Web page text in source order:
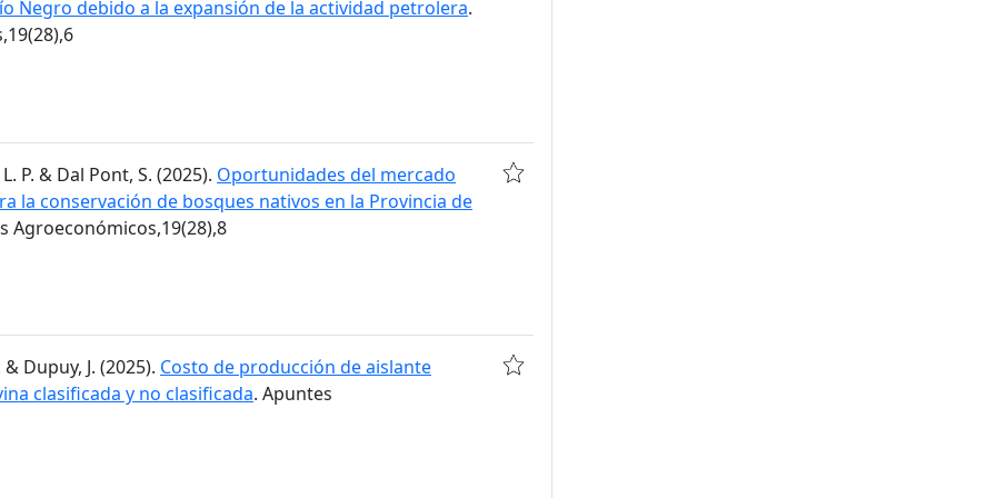
Negro debido a la expansión de la actividad petrolera.
P. & Dal Pont, S. (2025). Oportunidades del mercado
la conservación de bosques nativos en la Provincia de
Agroeconómicos,19(28),8
Dupuy, J. (2025). Costo de producción de aislante
clasificada y no clasificada. Apuntes